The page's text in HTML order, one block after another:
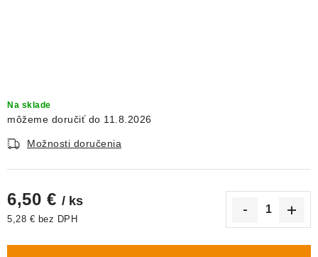
VÝPREDAJ
O nás Doprava a platba
Na sklade
11.8.2026
Možnosti doručenia
6,50 € / ks
5,28 € bez DPH